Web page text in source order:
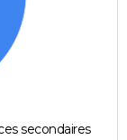
secondaires